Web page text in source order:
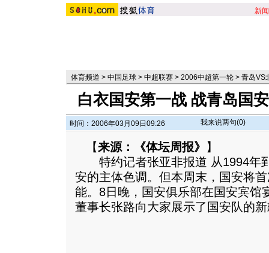
新闻
体育频道 > 中国足球 > 中超联赛 > 2006中超第一轮 > 青岛VS
白衣国安第一战 战青岛国
时间：2006年03月09日09:26 我来说两句(0)
【来源：《体坛周报》 】
特约记者张亚非报道 从1994年
安的主体色调。但本周末，国安将
能。8日晚，国安俱乐部在国安宾馆
董事长张路向大家展示了国安队的